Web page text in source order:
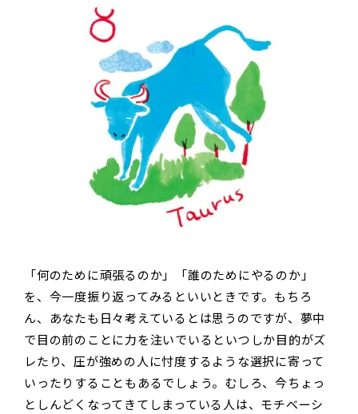
「何のために頑張るのか」「誰のためにやるのか」
を、今一度振り返ってみるといいときです。もちろ
ん、あなたも日々考えているとは思うのですが、夢中
で目の前のことに力を注いでいるといつしか目的がズ
レたり、圧が強めの人に忖度するような選択に寄って
いったりすることもあるでしょう。むしろ、今ちょっ
としんどくなってきてしまっている人は、モチベーシ